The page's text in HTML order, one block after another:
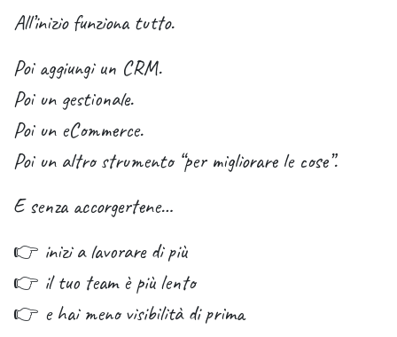
All’inizio funziona tutto.
Poi aggiungi un CRM.
Poi un gestionale.
Poi un eCommerce.
Poi un altro strumento “per migliorare le cose”.
E senza accorgertene…
👉 inizi a lavorare di più
👉 il tuo team è più lento
👉 e hai meno visibilità di prima